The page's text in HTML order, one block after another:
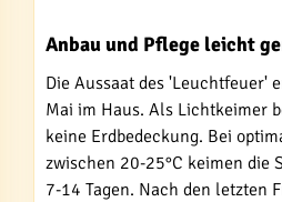
Anbau und Pflege leicht
Die Aussaat des 'Leuchtfeuer'
Mai im Haus. Als Lichtkeimer
keine Erdbedeckung. Bei
zwischen 20-25°C keimen die
7-14 Tagen. Nach den letzten